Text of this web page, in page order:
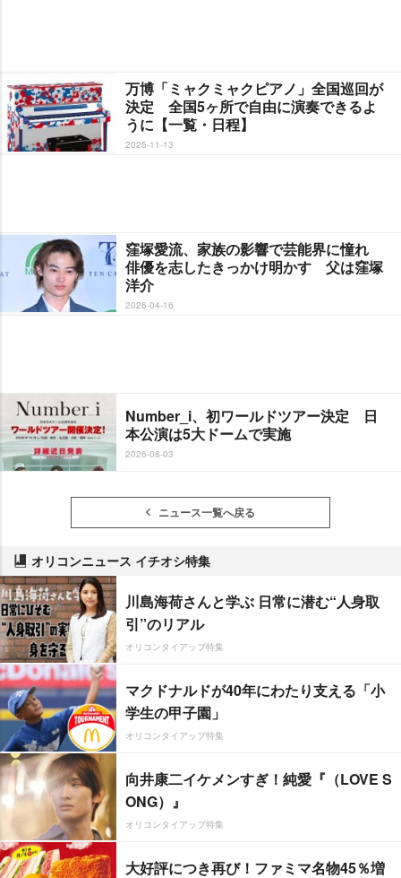
万博「ミャクミャクピアノ」全国巡回が
決定 全国5ヶ所で自由に演奏できるよ
うに【一覧・日程】
2025-11-13
窪塚愛流、家族の影響で芸能界に憧れ
俳優を志したきっかけ明かす 父は窪塚
洋介
2026-04-16
Number_i、初ワールドツアー決定 日
本公演は5大ドームで実施
2026-08-03
ニュース一覧へ戻る
オリコンニュース イチオシ特集
川島海荷さんと学ぶ 日常に潜む“人身取
引”のリアル
オリコンタイアップ特集
マクドナルドが40年にわたり支える「小
学生の甲子園」
オリコンタイアップ特集
向井康二イケメンすぎ！純愛『（LOVE S
ONG）』
オリコンタイアップ特集
大好評につき再び！ファミマ名物45％増